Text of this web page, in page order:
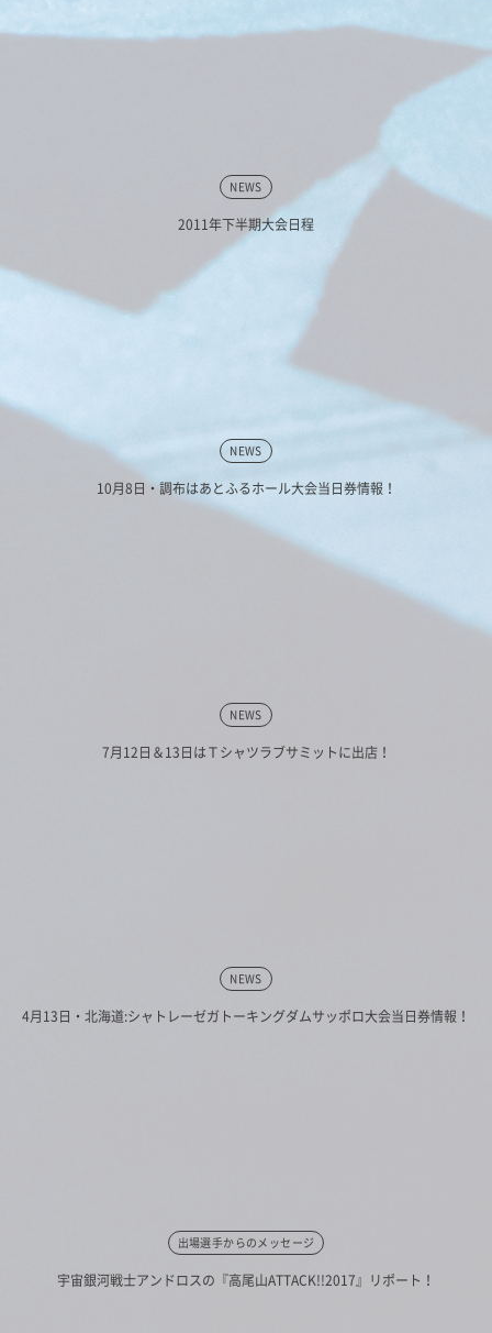
NEWS
2011年下半期大会日程
NEWS
10月8日・調布はあとふるホール大会当日券情報！
NEWS
7月12日＆13日はＴシャツラブサミットに出店！
NEWS
4月13日・北海道:シャトレーゼガトーキングダムサッポロ大会当日券情報！
出場選手からのメッセージ
宇宙銀河戦士アンドロスの『高尾山ATTACK!!2017』リポート！